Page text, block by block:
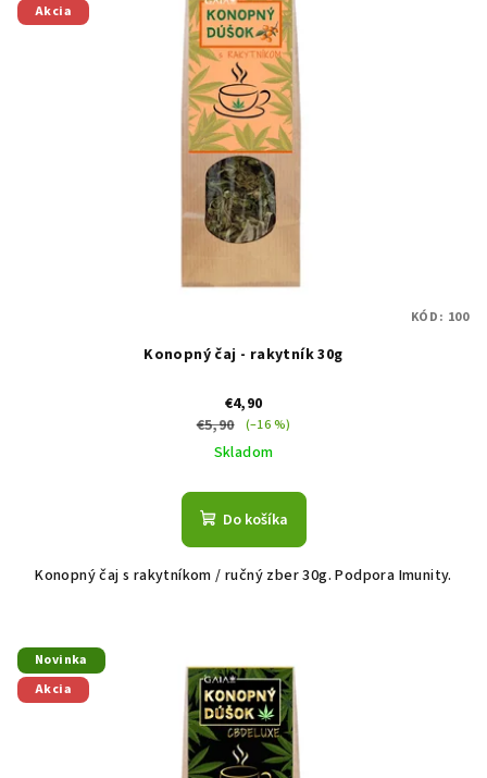
Akcia
Konopný čaj - rakytník 30g
€4,90
€5,90
(–16 %)
Skladom
Do košíka
Konopný čaj s rakytníkom / ručný zber 30g. Podpora Imunity.
KÓD: 100
Novinka
Akcia